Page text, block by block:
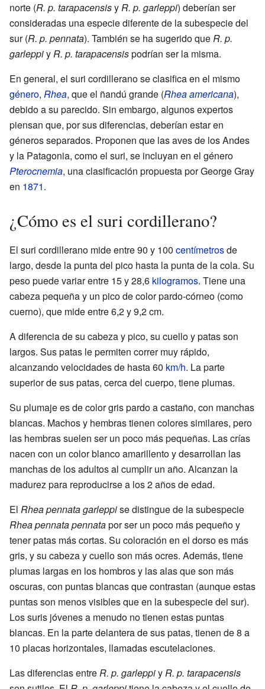
norte (R. p. tarapacensisyR. p. garleppi) deberían ser
consideradas una especie diferente de la subespecie del
sur (R. p. pennata). También se ha sugerido queR. p.
garleppiyR. p. tarapacensispodrían ser la misma.
En general, el suri cordillerano se clasifica en el mismo
género, Rhea, que el ñandú grande (Rhea americana),
debido a su parecido. Sin embargo, algunos expertos
piensan que, por sus diferencias, deberían estar en
géneros separados. Proponen que las aves de los Andes
y la Patagonia, como el suri, se incluyan en el género
Pterocnemia, una clasificación propuesta por George Gray
en 1871.
¿Cómo es el suri cordillerano?
El suri cordillerano mide entre 90 y 100 centímetrosde
largo, desde la punta del pico hasta la punta de la cola. Su
peso puede variar entre 15 y 28,6 kilogramos. Tiene una
cabeza pequeña y un pico de color pardo-córneo (como
cuerno), que mide entre 6,2 y 9,2 cm.
A diferencia de su cabeza y pico, su cuello y patas son
largos. Sus patas le permiten correr muy rápido,
alcanzando velocidades de hasta 60 km/h. La parte
superior de sus patas, cerca del cuerpo, tiene plumas.
Su plumaje es de color gris pardo a castaño, con manchas
blancas. Machos y hembras tienen colores similares, pero
las hembras suelen ser un poco más pequeñas. Las crías
nacen con un color blanco amarillento y desarrollan las
manchas de los adultos al cumplir un año. Alcanzan la
madurez para reproducirse a los 2 años de edad.
El Rhea pennata garleppise distingue de la subespecie
Rhea pennata pennatapor ser un poco más pequeño y
tener patas más cortas. Su coloración en el dorso es más
gris, y su cabeza y cuello son más ocres. Además, tiene
plumas largas en los hombros y las alas que son más
oscuras, con puntas blancas que contrastan (aunque estas
puntas son menos visibles que en la subespecie del sur).
Los suris jóvenes a menudo no tienen estas puntas
blancas. En la parte delantera de sus patas, tienen de 8 a
10 placas horizontales, llamadas escutelaciones.
Las diferencias entreR. p. garleppiyR. p. tarapacensis